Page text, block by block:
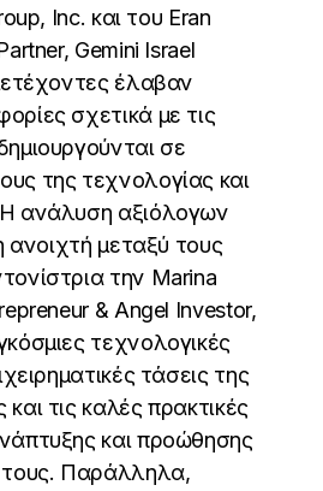
Inc. και του Eran
Gemini Israel
έλαβαν
σχετικά με τις
σε
της τεχνολογίας και
ανάλυση αξιόλογων
ανοιχτή μεταξύ τους
την Marina
& Angel Investor,
τεχνολογικές
τάσεις της
τις καλές πρακτικές
και προώθησης
τους. Παράλληλα,